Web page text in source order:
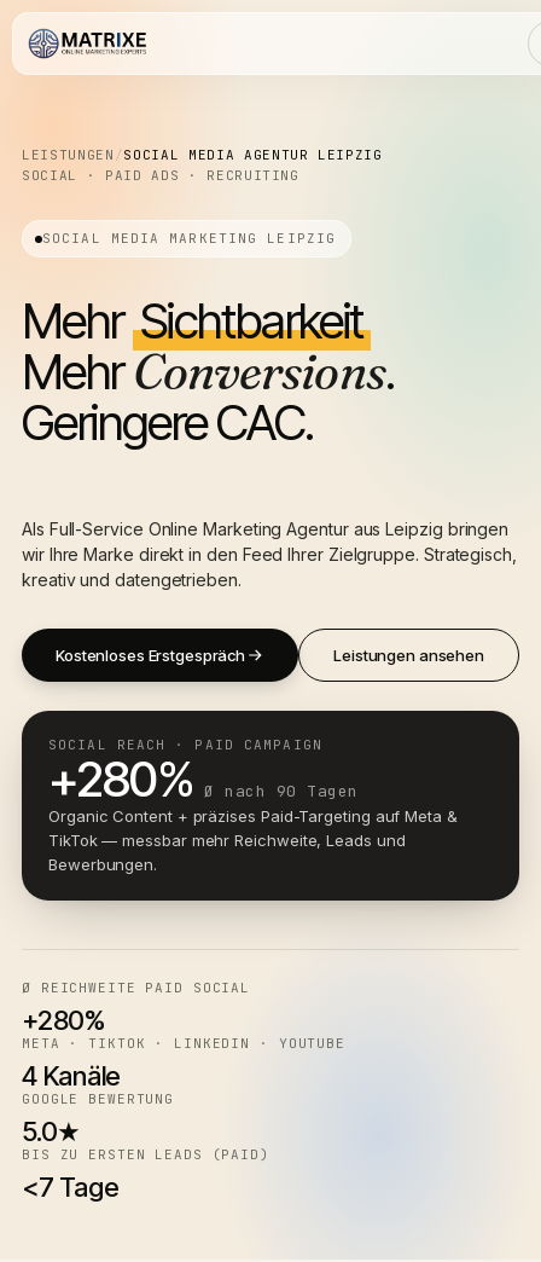
LEISTUNGEN / SOCIAL MEDIA AGENTUR LEIPZIG
SOCIAL · PAID ADS · RECRUITING
SOCIAL MEDIA MARKETING LEIPZIG
Mehr Sichtbarkeit
MehrConversions.
Geringere CAC.
Als Full-Service Online Marketing Agentur aus Leipzig bringen
wir Ihre Marke direkt in den Feed Ihrer Zielgruppe. Strategisch,
kreativ und datengetrieben.
Kostenloses Erstgespräch Leistungen ansehen
SOCIAL REACH · PAID CAMPAIGN
+280% Ø nach 90 Tagen
Organic Content + präzises Paid-Targeting auf Meta &
TikTok — messbar mehr Reichweite, Leads und
Bewerbungen.
+280%
Ø REICHWEITE PAID SOCIAL
4 Kanäle
META · TIKTOK · LINKEDIN · YOUTUBE
5.0★
GOOGLE BEWERTUNG
<7 Tage
BIS ZU ERSTEN LEADS (PAID)